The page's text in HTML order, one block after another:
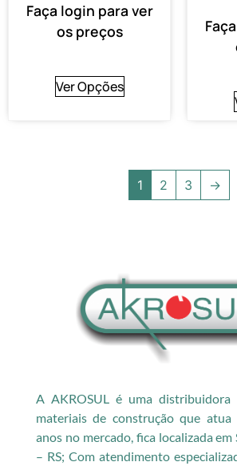
Faça login para ver
os preços
Ver Opções
1 2 3 →
A AKROSUL é uma distribuidora
materiais de construção que
anos no mercado, fica localizada em
– RS; Com atendimento